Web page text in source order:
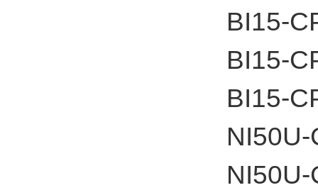
BI15-
BI15-
BI15-